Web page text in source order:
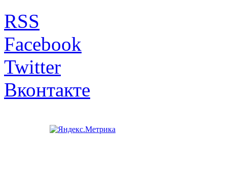
RSS
Facebook
Twitter
Вконтакте